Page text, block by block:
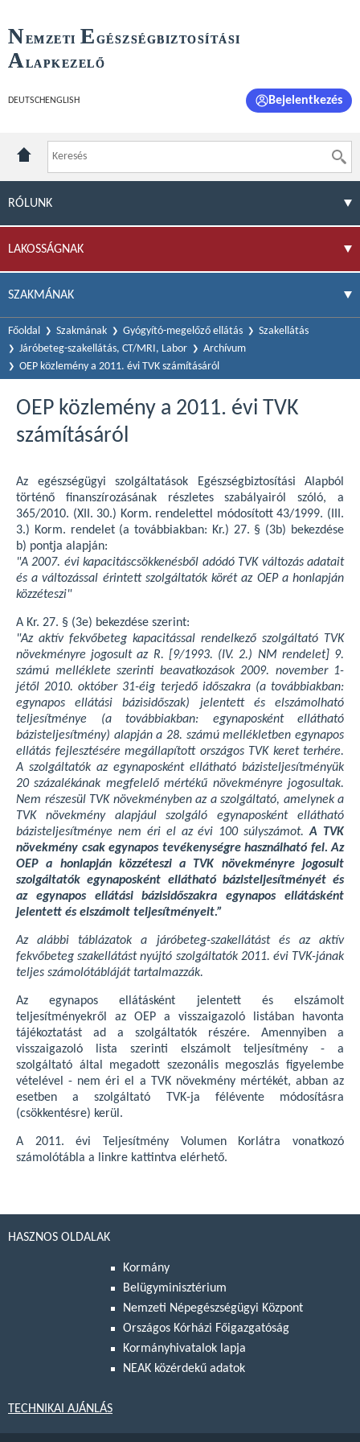
NEMZETI E GÉSZSÉGBIZTOSÍTÁSI
ALAPKEZELŐ
DEUTSCH ENGLISH Bejelentkezés
RÓLUNK
LAKOSSÁGNAK
SZAKMÁNAK
Főoldal Szakmának Gyógyító-megelőző ellátás
Szakellátás
Járóbeteg-szakellátás, CT/MRI, Labor
Archívum
OEP közlemény a 2011. évi TVK számításáról
OEP közlemény a 2011. évi TVK
számításáról
Az egészségügyi szolgáltatások Egészségbiztosítási Alapból
történő finanszírozásának részletes szabályairól szóló, a
365/2010. (XII. 30.) Korm. rendelettel módosított 43/1999. (III.
3.) Korm. rendelet (a továbbiakban: Kr.) 27. § (3b) bekezdése
b) pontja alapján:
"A 2007. évi kapacitáscsökkenésből adódó TVK változás adatait
és a változással érintett szolgáltatók körét az OEP a honlapján
közzéteszi"
A Kr. 27. § (3e) bekezdése szerint:
"Az aktív fekvőbeteg kapacitással rendelkező szolgáltató TVK
növekményre jogosult az R. [9/1993. (IV. 2.) NM rendelet] 9.
számú melléklete szerinti beavatkozások 2009. november 1-
jétől 2010. október 31-éig terjedő időszakra (a továbbiakban:
egynapos ellátási bázisidőszak) jelentett és elszámolható
teljesítménye (a továbbiakban: egynaposként ellátható
bázisteljesítmény) alapján a 28. számú mellékletben egynapos
ellátás fejlesztésére megállapított országos TVK keret terhére.
A szolgáltatók az egynaposként ellátható bázisteljesítményük
20 százalékának megfelelő mértékű növekményre jogosultak.
Nem részesül TVK növekményben az a szolgáltató, amelynek a
TVK növekmény alapjául szolgáló egynaposként ellátható
bázisteljesítménye nem éri el az évi 100 súlyszámot.A TVK
növekmény csak egynapos tevékenységre használható fel. Az
OEP a honlapján közzéteszi a TVK növekményre jogosult
szolgáltatók egynaposként ellátható bázisteljesítményét és
az egynapos ellátási bázisidőszakra egynapos ellátásként
jelentett és elszámolt teljesítményeit.”
Az alábbi táblázatok a járóbeteg-szakellátást és az aktív
fekvőbeteg szakellátást nyújtó szolgáltatók 2011. évi TVK-jának
teljes számolótábláját tartalmazzák.
Az egynapos ellátásként jelentett és elszámolt
teljesítményekről az OEP a visszaigazoló listában havonta
tájékoztatást ad a szolgáltatók részére. Amennyiben a
visszaigazoló lista szerinti elszámolt teljesítmény - a
szolgáltató által megadott szezonális megoszlás figyelembe
vételével - nem éri el a TVK növekmény mértékét, abban az
esetben a szolgáltató TVK-ja félévente módosításra
(csökkentésre) kerül.
A 2011. évi Teljesítmény Volumen Korlátra vonatkozó
számolótábla a linkre kattintva elérhető.
HASZNOS OLDALAK
Kormány
Belügyminisztérium
Nemzeti Népegészségügyi Központ
Országos Kórházi Főigazgatóság
Kormányhivatalok lapja
NEAK közérdekű adatok
TECHNIKAI AJÁNLÁS